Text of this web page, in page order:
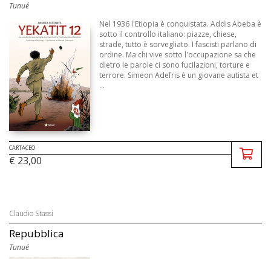
Tunué
Nel 1936 l'Etiopia è conquistata. Addis Abeba è
sotto il controllo italiano: piazze, chiese,
strade, tutto è sorvegliato. I fascisti parlano di
ordine. Ma chi vive sotto l'occupazione sa che
dietro le parole ci sono fucilazioni, torture e
terrore. Simeon Adefris è un giovane autista et
...
CARTACEO
€ 23,00
Claudio Stassi
Repubblica
Tunué